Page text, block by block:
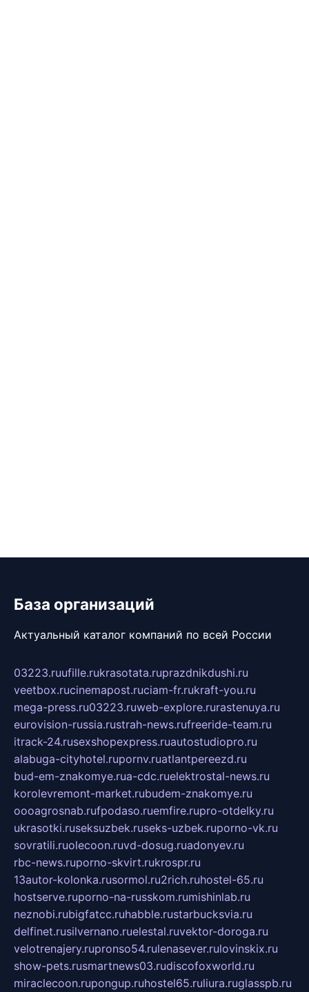
База организаций
Актуальный каталог компаний по всей России
03223.ruufille.rukrasotata.ruprazdnikdushi.ru
veetbox.rucinemapost.ruciam-fr.rukraft-you.ru
mega-press.ru03223.ruweb-explore.rurastenuya.ru
eurovision-russia.rustrah-news.rufreeride-team.ru
itrack-24.rusexshopexpress.ruautostudiopro.ru
alabuga-cityhotel.rupornv.ruatlantpereezd.ru
bud-em-znakomye.rua-cdc.ruelektrostal-news.ru
korolevremont-market.rubudem-znakomye.ru
oooagrosnab.rufpodaso.ruemfire.rupro-otdelky.ru
ukrasotki.ruseksuzbek.ruseks-uzbek.ruporno-vk.ru
sovratili.ruolecoon.ruvd-dosug.ruadonyev.ru
rbc-news.ruporno-skvirt.rukrospr.ru
13autor-kolonka.rusormol.ru2rich.ruhostel-65.ru
hostserve.ruporno-na-russkom.rumishinlab.ru
neznobi.rubigfatcc.ruhabble.rustarbucksvia.ru
delfinet.rusilvernano.ruelestal.ruvektor-doroga.ru
velotrenajery.rupronso54.rulenasever.rulovinskix.ru
show-pets.rusmartnews03.rudiscofoxworld.ru
miraclecoon.rupongup.ruhostel65.ruliura.ruglasspb.ru